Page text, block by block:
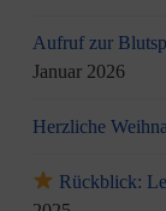
Aufruf zur
Januar 2026
Herzliche
Rückblick: